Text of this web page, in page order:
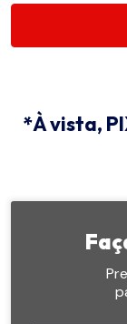
*À vista,